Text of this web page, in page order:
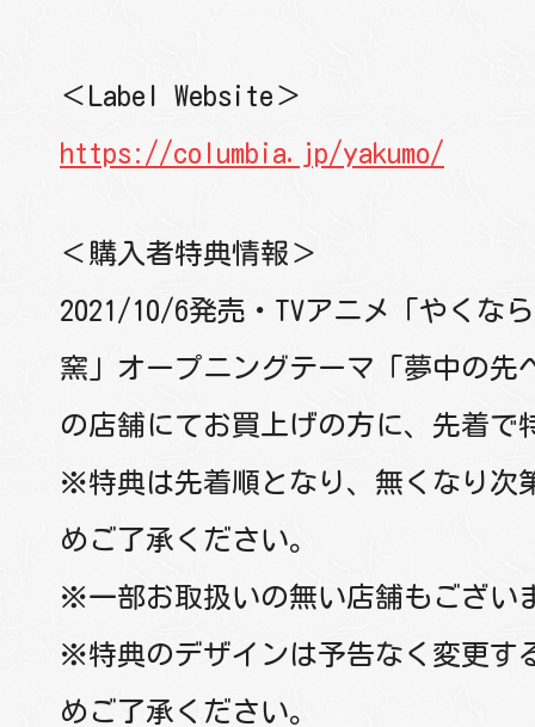
＜Label Website＞
https://columbia.jp/yakumo/
＜購入者特典情報＞
2021/10/6発売・TVアニメ「やくな
窯」オープニングテーマ「夢中の先
の店舗にてお買上げの方に、先着
※特典は先着順となり、無くなり次
めご了承ください。
※一部お取扱いの無い店舗もござい
※特典のデザインは予告なく変更す
めご了承ください。